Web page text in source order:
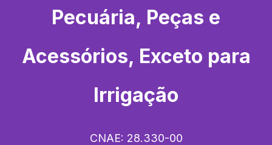
Pecuária, Peças e
Acessórios, Exceto para
Irrigação
CNAE: 28.330-00